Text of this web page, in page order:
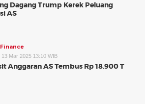
Dagang Trump Kerek Peluang
AS
13 Mar 2025 13:10 WIB
Anggaran AS Tembus Rp 18.900 T